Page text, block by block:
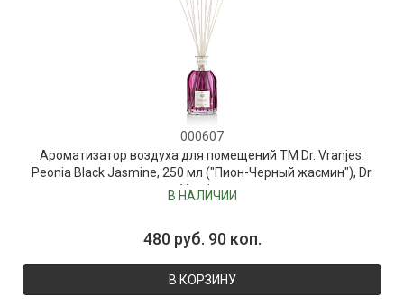
000607
Ароматизатор воздуха для помещений ТМ Dr. Vranjes:
Peonia Black Jasmine, 250 мл ("Пион-Черный жасмин"), Dr.
Vranjes
В НАЛИЧИИ
480 руб. 90 коп.
В КОРЗИНУ